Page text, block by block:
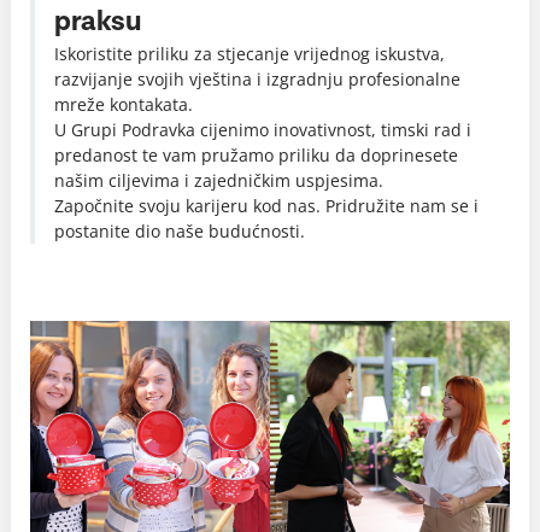
praksu
Iskoristite priliku za stjecanje vrijednog iskustva,
razvijanje svojih vještina i izgradnju profesionalne
mreže kontakata.
U Grupi Podravka cijenimo inovativnost, timski rad i
predanost te vam pružamo priliku da doprinesete
našim ciljevima i zajedničkim uspjesima.
Započnite svoju karijeru kod nas. Pridružite nam se i
postanite dio naše budućnosti.